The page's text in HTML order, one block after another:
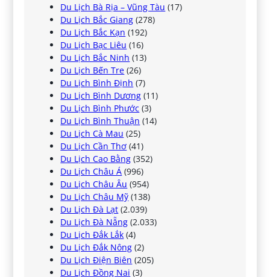
Du Lịch Bà Rịa – Vũng Tàu (17)
Du Lịch Bắc Giang (278)
Du Lịch Bắc Kạn (192)
Du Lịch Bạc Liêu (16)
Du Lịch Bắc Ninh (13)
Du Lịch Bến Tre (26)
Du Lịch Bình Định (7)
Du Lịch Bình Dương (11)
Du Lịch Bình Phước (3)
Du Lịch Bình Thuận (14)
Du Lịch Cà Mau (25)
Du Lịch Cần Thơ (41)
Du Lịch Cao Bằng (352)
Du Lịch Châu Á (996)
Du Lịch Châu Âu (954)
Du Lịch Châu Mỹ (138)
Du Lịch Đà Lạt (2.039)
Du Lịch Đà Nẵng (2.033)
Du Lịch Đắk Lắk (4)
Du Lịch Đắk Nông (2)
Du Lịch Điện Biên (205)
Du Lịch Đồng Nai (3)